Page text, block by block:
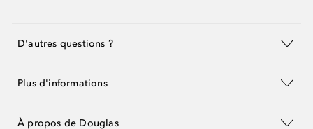
D'autres questions ?
Plus d'informations
À propos de Douglas